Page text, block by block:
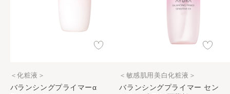
バランシングプライマーα
＜化粧液＞
バランシングプライマー セン
＜敏感肌用美白化粧液＞